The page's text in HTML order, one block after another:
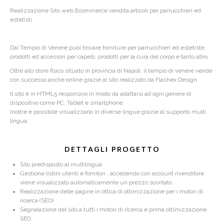
Realizzazione Sito web Ecommerce vendita articoli per parrucchieri ed
estetisti.
Dal Tempio di Venere puoi trovare forniture per parrucchieri ed estetiste,
prodotti ed accessori per capelli, prodotti per la cura del corpo e tanto altro.
Oltre allo store fisico situato in provincia di Napoli, il tempio di venere vende
con successo anche online grazie al sito realizzato da Flashex Design.
Il sito è in HTML5 responsivo in modo da adattarsi ad ogni genere di
dispositivo come PC, Tablet e smartphone.
Inoltre è possibile visualizzarlo in diverse lingue grazie al supporto multi
lingua.
DETTAGLI PROGETTO
Sito predisposto al multilingua
Gestione listini utenti e fornitori , accedendo con account rivenditore
viene visualizzato automaticamente un prezzo scontato.
Realizzazione delle pagine in ottica di ottimizzazione per i motori di
ricerca (SEO)
Segnalazione del sito a tutti i motori di ricerca e prima ottimizzazione
SEO